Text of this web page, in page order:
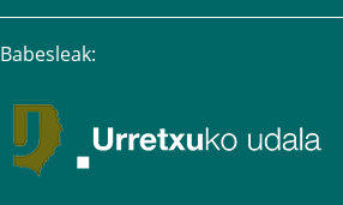
Babesleak: